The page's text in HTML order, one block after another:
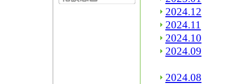
2024.12
2024.11
2024.10
2024.09
2024.08